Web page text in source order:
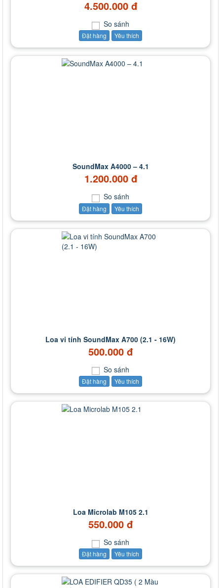
4.500.000 đ
So sánh
Đặt hàng Yêu thích
SoundMax A4000 – 4.1
1.200.000 đ
So sánh
Đặt hàng Yêu thích
Loa vi tính SoundMax A700 (2.1 - 16W)
500.000 đ
So sánh
Đặt hàng Yêu thích
Loa Microlab M105 2.1
550.000 đ
So sánh
Đặt hàng Yêu thích